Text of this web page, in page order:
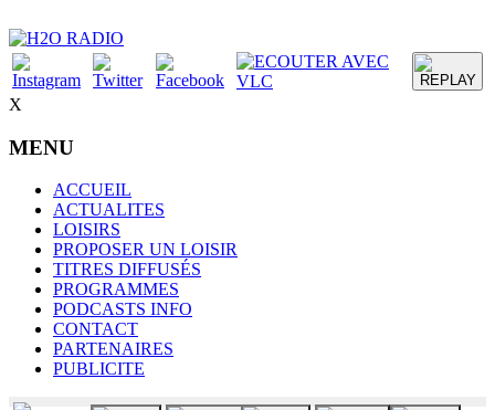
X
MENU
ACCUEIL
ACTUALITES
LOISIRS
PROPOSER UN LOISIR
TITRES DIFFUSÉS
PROGRAMMES
PODCASTS INFO
CONTACT
PARTENAIRES
PUBLICITE